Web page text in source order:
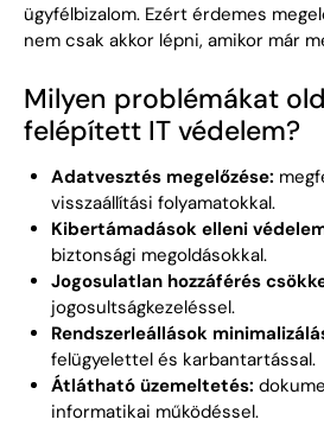
ügyfélbizalom. Ezért érdemes
nem csak akkor lépni, amikor már
Milyen problémákat
felépített IT védelem?
Adatvesztés megelőzése:
visszaállítási folyamatokkal.
Kibertámadások elleni
biztonsági megoldásokkal.
Jogosulatlan hozzáférés
jogosultságkezeléssel.
Rendszerleállások
felügyelettel és karbantartással.
Átlátható üzemeltetés:
informatikai működéssel.